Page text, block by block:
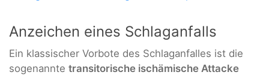
Anzeichen eines Schlaganfalls
Ein klassischer Vorbote des Schlaganfalles ist die
sogenannte transitorische ischämische Attacke